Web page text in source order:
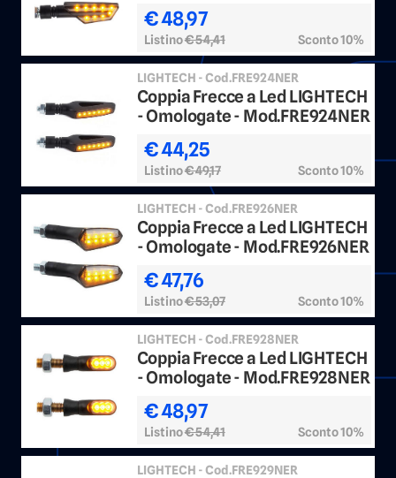
€ 48,97
Listino€ 54,41 Sconto 10%
LIGHTECH - Cod.FRE924NER
Coppia Frecce a Led LIGHTECH
- Omologate - Mod.FRE924NER
€ 44,25
Listino€ 49,17 Sconto 10%
LIGHTECH - Cod.FRE926NER
Coppia Frecce a Led LIGHTECH
- Omologate - Mod.FRE926NER
€ 47,76
Listino€ 53,07 Sconto 10%
LIGHTECH - Cod.FRE928NER
Coppia Frecce a Led LIGHTECH
- Omologate - Mod.FRE928NER
€ 48,97
Listino€ 54,41 Sconto 10%
LIGHTECH - Cod.FRE929NER